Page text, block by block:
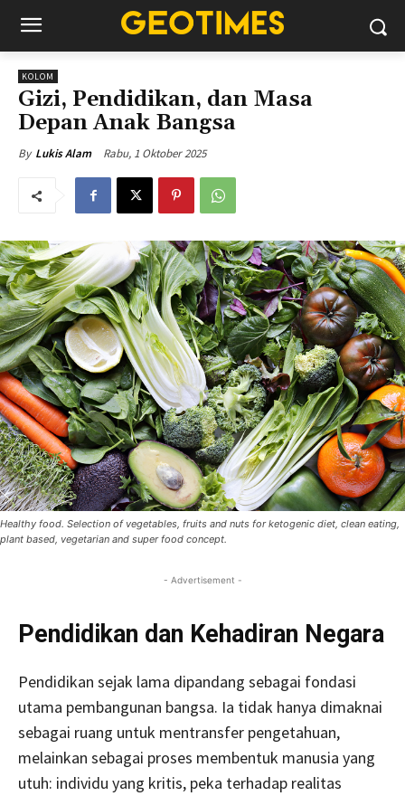
KOLOM
Gizi, Pendidikan, dan Masa
Depan Anak Bangsa
By Lukis Alam Rabu, 1 Oktober 2025
Healthy food. Selection of vegetables, fruits and nuts for ketogenic diet, clean eating,
plant based, vegetarian and super food concept.
- Advertisement -
Pendidikan dan Kehadiran Negara
Pendidikan sejak lama dipandang sebagai fondasi
utama pembangunan bangsa. Ia tidak hanya dimaknai
sebagai ruang untuk mentransfer pengetahuan,
melainkan sebagai proses membentuk manusia yang
utuh: individu yang kritis, peka terhadap realitas